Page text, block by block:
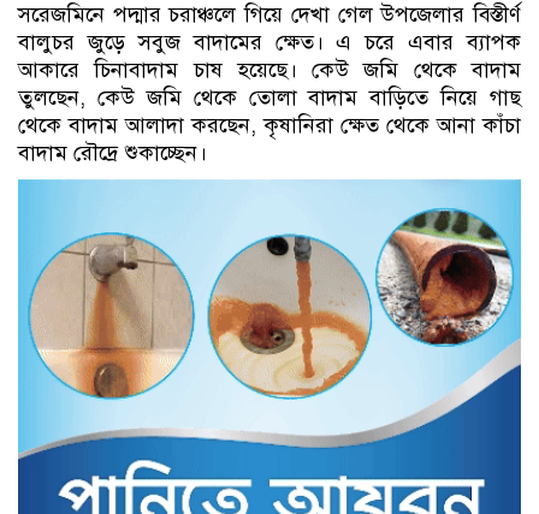
সরেজমিনে পদ্মার চরাঞ্চলে গিয়ে দেখা গেল উপজেলার বিস্তীর্ণ
বালুচর জুড়ে সবুজ বাদামের ক্ষেত। এ চরে এবার ব্যাপক
আকারে চিনাবাদাম চাষ হয়েছে। কেউ জমি থেকে বাদাম
তুলছেন, কেউ জমি থেকে তোলা বাদাম বাড়িতে নিয়ে গাছ
থেকে বাদাম আলাদা করছেন, কৃষানিরা ক্ষেত থেকে আনা কাঁচা
বাদাম রৌদ্রে শুকাচ্ছেন।